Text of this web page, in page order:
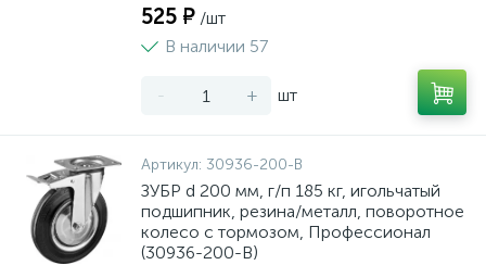
525 ₽ /шт
В наличии 57
- + шт
Артикул: 30936-200-B
ЗУБР d 200 мм, г/п 185 кг, игольчатый
подшипник, резина/металл, поворотное
колесо c тормозом, Профессионал
(30936-200-B)